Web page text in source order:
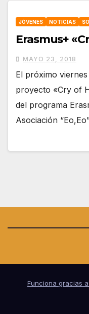
JÓVENES NOTICIAS
Erasmus+
MAYO 23, 2018
El próximo
proyecto «Cry of
del programa
Asociación
Funciona gracias